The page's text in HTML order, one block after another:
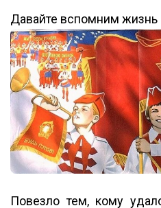
Давайте вспомним жизнь
Повезло тем, кому